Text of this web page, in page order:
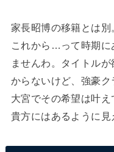
家長昭博の移籍とは
これから…って時期に
ませんわ。タイトル
からないけど、強豪ク
大宮でその希望は叶
貴方にはあるように見